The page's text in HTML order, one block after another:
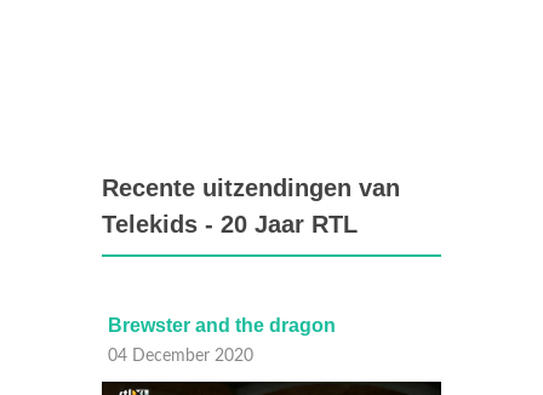
Recente uitzendingen van
Telekids - 20 Jaar RTL
Brewster and the dragon
04 December 2020